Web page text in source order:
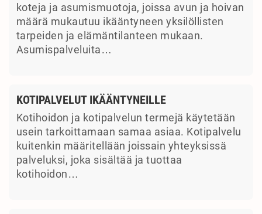
koteja ja asumismuotoja, joissa avun ja hoivan
määrä mukautuu ikääntyneen yksilöllisten
tarpeiden ja elämäntilanteen mukaan.
Asumispalveluita…
KOTIPALVELUT IKÄÄNTYNEILLE
Kotihoidon ja kotipalvelun termejä käytetään
usein tarkoittamaan samaa asiaa. Kotipalvelu
kuitenkin määritellään joissain yhteyksissä
palveluksi, joka sisältää ja tuottaa
kotihoidon…